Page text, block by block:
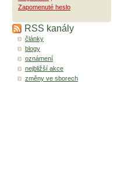
Zapomenuté heslo
RSS kanály
články
blogy
oznámení
nejbližší akce
změny ve sborech